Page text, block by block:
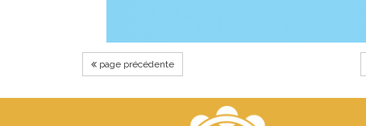
page précédente